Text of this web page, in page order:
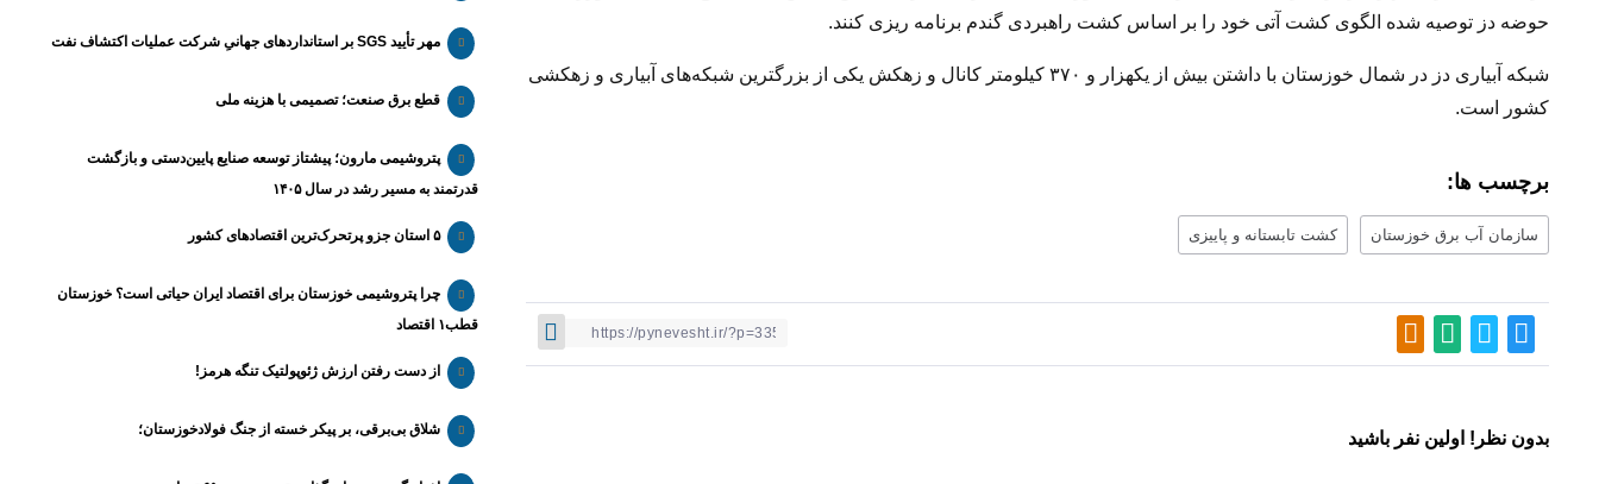
حوضه دز توصیه شده الگوی کشت آتی خود را بر اساس کشت راهبردی گندم برنامه ریزی کنند.
شبکه آبیاری دز در شمال خوزستان با داشتن بیش از یکهزار و ۳۷۰ کیلومتر کانال و زهکش یکی از بزرگترین شبکه‌های آبیاری و زهکشی
کشور است.
برچسب ها:
سازمان آب برق خوزستان کشت تابستانه و پاییزی
بدون نظر! اولین نفر باشید
مهر تأیید SGS بر استانداردهای جهانیِ شرکت عملیات اکتشاف نفت
قطع برق صنعت؛ تصمیمی با هزینه ملی
پتروشیمی مارون؛ پیشتاز توسعه صنایع پایین‌دستی و بازگشت
قدرتمند به مسیر رشد در سال ۱۴۰۵
۵ استان جزو پرتحرک‌ترین اقتصاد‌های کشور
چرا پتروشیمی خوزستان برای اقتصاد ایران حیاتی است؟ خوزستان
قطب۱ اقتصاد
از دست رفتن ارزش ژئوپولتیک تنگه هرمز!
شلاق‌ بی‌برقی، بر پیکر خسته‌ از جنگ فولادخوزستان؛